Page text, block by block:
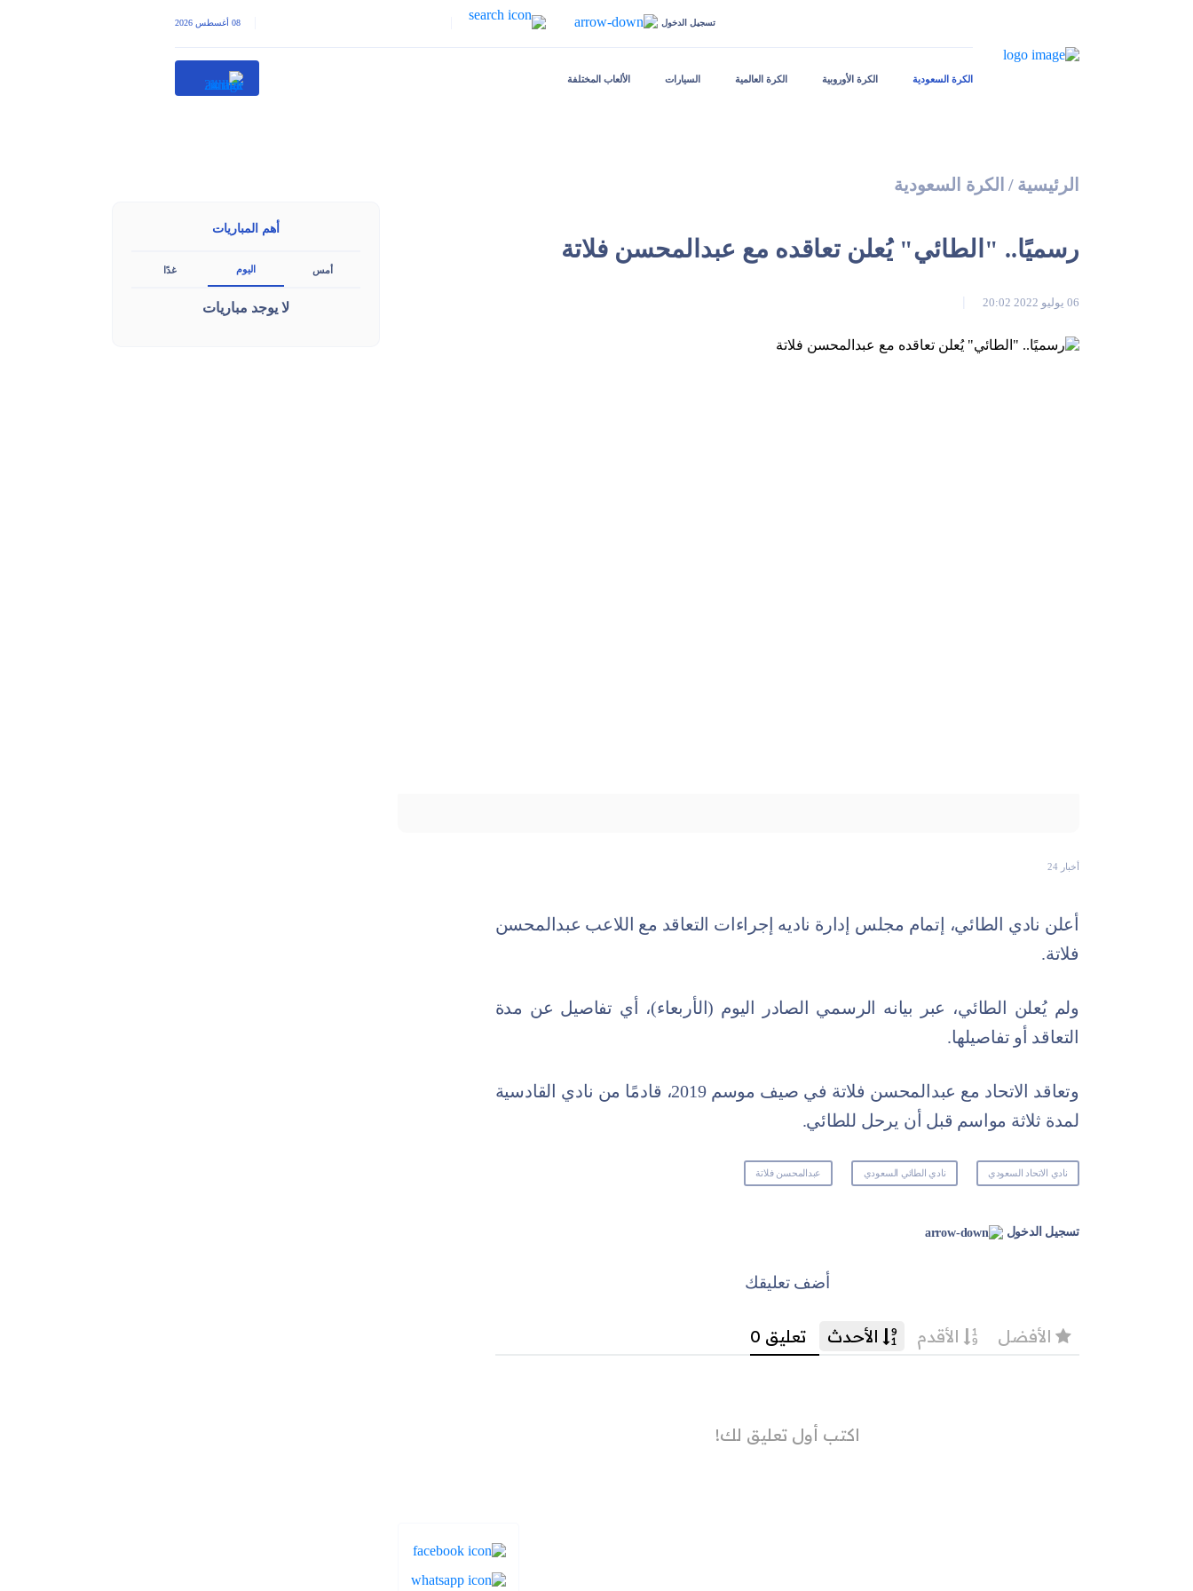
تسجيل الدخول 08 أغسطس 2026
الكرة السعودية الكرة الأوروبية الكرة العالمية السيارات الألعاب المختلفة
الرئيسية / الكرة السعودية
رسميًا.. "الطائي" يُعلن تعاقده مع عبدالمحسن فلاتة
06 يوليو 2022 20:02
أخبار 24
أعلن نادي الطائي، إتمام مجلس إدارة ناديه إجراءات التعاقد مع اللاعب عبدالمحسن
فلاتة.
ولم يُعلن الطائي، عبر بيانه الرسمي الصادر اليوم (الأربعاء)، أي تفاصيل عن مدة
التعاقد أو تفاصيلها.
وتعاقد الاتحاد مع عبدالمحسن فلاتة في صيف موسم 2019، قادمًا من نادي القادسية
لمدة ثلاثة مواسم قبل أن يرحل للطائي.
نادي الاتحاد السعودي نادي الطائي السعودي عبدالمحسن فلاتة
تسجيل الدخول
أضف تعليقك
أهم المباريات
أمس اليوم غدًا
لا يوجد مباريات